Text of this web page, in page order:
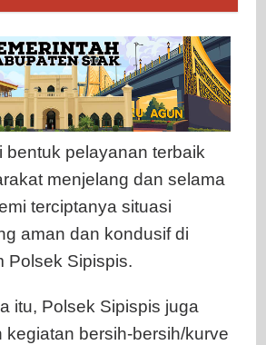
bentuk pelayanan terbaik
menjelang dan selama
terciptanya situasi
aman dan kondusif di
Polsek Sipispis.
itu, Polsek Sipispis juga
kegiatan bersih-bersih/kurve